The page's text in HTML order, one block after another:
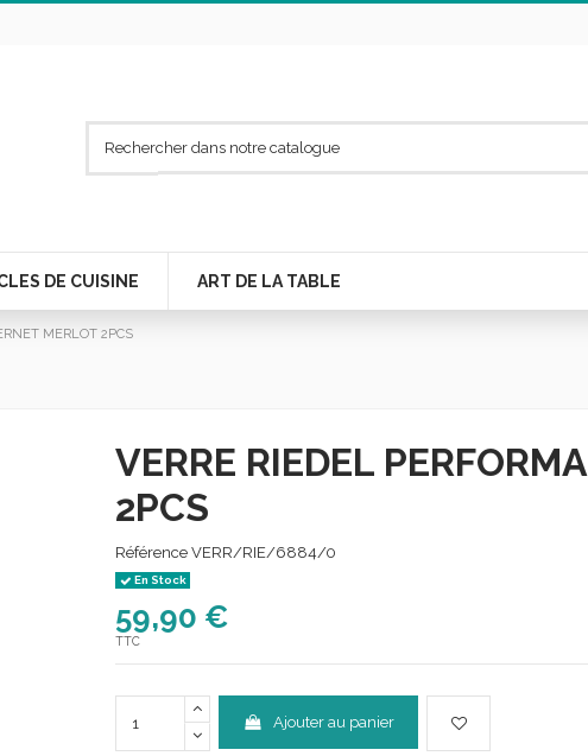
DE CUISINE ART DE LA TABLE
MERLOT 2PCS
VERRE RIEDEL
2PCS
Référence VERR/RIE/6884/0
En Stock
59,90 €
TTC
Ajouter au panier